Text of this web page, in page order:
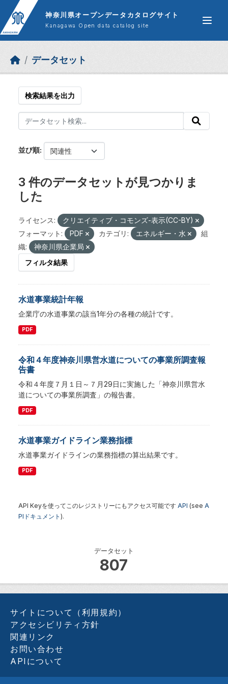
Skip to main content
神奈川県オープンデータカタログサイト
Kanagawa Open data catalog site
データセット
データセット
807
検索結果を出力
並び順
3 件のデータセットが見つかりま
した
ライセンス:
クリエイティブ・コモンズ-表示(CC-BY)
フォーマット:
PDF カテゴリ: エネルギー・水
組
織:
神奈川県企業局
フィルタ結果
水道事業統計年報
企業庁の水道事業の該当1年分の各種の統計です。
PDF
令和４年度神奈川県営水道についての事業所調査報
告書
令和４年度７月１日～７月29日に実施した「神奈川県営水
道についての事業所調査」の報告書。
PDF
水道事業ガイドライン業務指標
水道事業ガイドラインの業務指標の算出結果です。
PDF
API Keyを使ってこのレジストリーにもアクセス可能です API (see A
PIドキュメント ).
サイトについて（利用規約）
アクセシビリティ方針
関連リンク
お問い合わせ
APIについて